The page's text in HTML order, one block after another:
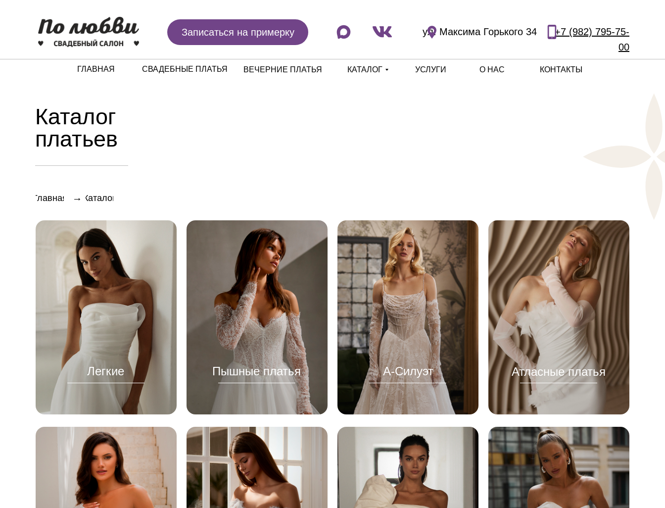
ул. Максима Горького 34
+7 (982) 795-75-
00
КОНТАКТЫ
О НАС
УСЛУГИ
КАТАЛОГ
ВЕЧЕРНИЕ ПЛАТЬЯ
СВАДЕБНЫЕ ПЛАТЬЯ
ГЛАВНАЯ
Записаться на примерку
Каталог
платьев
Каталог
Главная →
Атласные платья
А-Силуэт
Пышные платья
Легкие